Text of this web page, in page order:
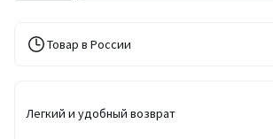
Товар в России
Легкий и удобный возврат